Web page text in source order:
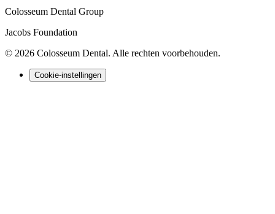
Colosseum Dental Group
Jacobs Foundation
© 2026 Colosseum Dental. Alle rechten voorbehouden.
Cookie-instellingen